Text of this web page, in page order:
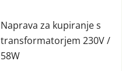
Naprava za kupiranje s
transformatorjem 230V /
58W